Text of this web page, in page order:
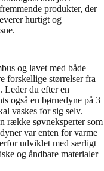
produkter, der
hurtigt og
og lavet med både
forskellige størrelser fra
Leder du efter en
også en børnedyne på 3
vaskes for sig selv.
række søvneksperter som
var enten for varme
udviklet med særligt
og åndbare materialer